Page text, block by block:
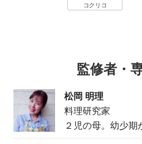
コクリコ
監修者・
松岡 明理
料理研究家
２児の母。幼少